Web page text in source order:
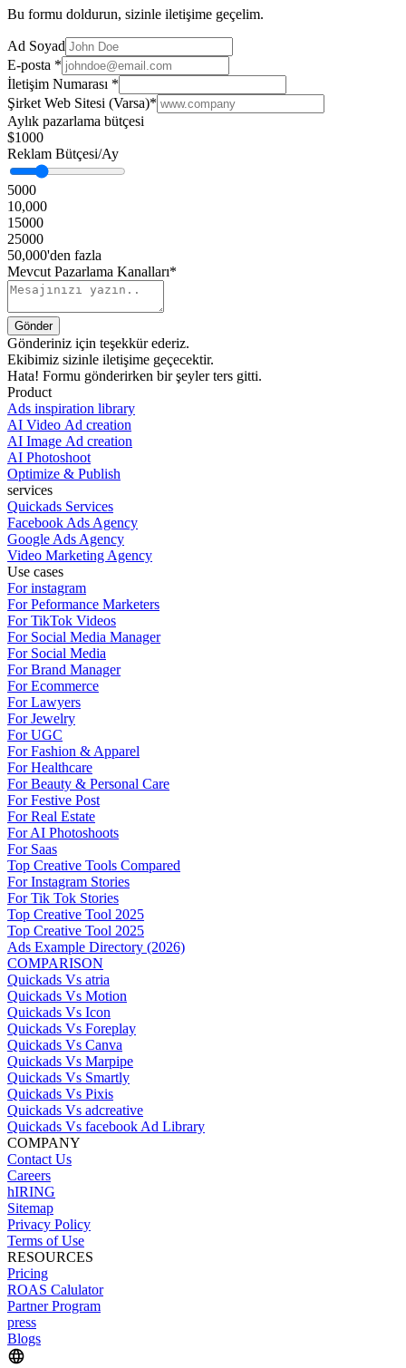
Bu formu doldurun, sizinle iletişime geçelim.
Ad Soyad
E-posta *
İletişim Numarası *
Şirket Web Sitesi (Varsa)*
Aylık pazarlama bütçesi
$1000
Reklam Bütçesi/Ay
5000
10,000
15000
25000
50,000'den fazla
Mevcut Pazarlama Kanalları*
Gönderiniz için teşekkür ederiz.
Ekibimiz sizinle iletişime geçecektir.
Hata! Formu gönderirken bir şeyler ters gitti.
Product
Ads inspiration library
AI Video Ad creation
AI Image Ad creation
AI Photoshoot
Optimize & Publish
services
Quickads Services
Facebook Ads Agency
Google Ads Agency
Video Marketing Agency
Use cases
For instagram
For Peformance Marketers
For TikTok Videos
For Social Media Manager
For Social Media
For Brand Manager
For Ecommerce
For Lawyers
For Jewelry
For UGC
For Fashion & Apparel
For Healthcare
For Beauty & Personal Care
For Festive Post
For Real Estate
For AI Photoshoots
For Saas
Top Creative Tools Compared
For Instagram Stories
For Tik Tok Stories
Top Creative Tool 2025
Top Creative Tool 2025
Ads Example Directory (2026)
COMPARISON
Quickads Vs atria
Quickads Vs Motion
Quickads Vs Icon
Quickads Vs Foreplay
Quickads Vs Canva
Quickads Vs Marpipe
Quickads Vs Smartly
Quickads Vs Pixis
Quickads Vs adcreative
Quickads Vs facebook Ad Library
COMPANY
Contact Us
Careers
hIRING
Sitemap
Privacy Policy
Terms of Use
RESOURCES
Pricing
ROAS Calulator
Partner Program
press
Blogs